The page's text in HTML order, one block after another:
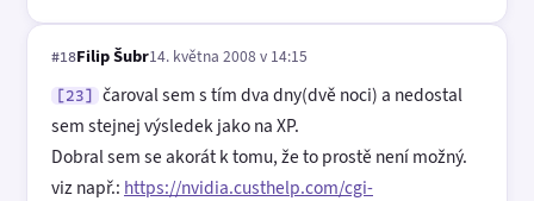
#18Filip Šubr14. května 2008 v 14:15
[23]
čaroval sem s tím dva dny(dvě noci) a nedostal
sem stejnej výsledek jako na XP.
Dobral sem se akorát k tomu, že to prostě není možný.
viz např.: https://nvidia.custhelp.com/cgi-